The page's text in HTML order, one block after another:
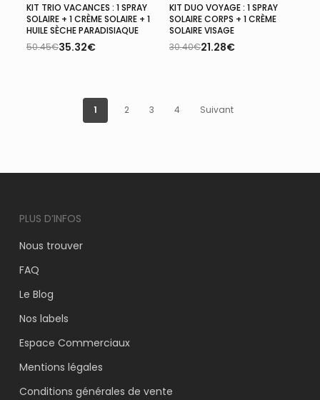
Ajouter Au Panier
KIT TRIO VACANCES : 1 SPRAY
SOLAIRE + 1 CRÈME SOLAIRE + 1
HUILE SÈCHE PARADISIAQUE
50.45€
Le
35.32€
Le
Ajouter Au Panier
KIT DUO VOYAGE : 1 SPRAY
SOLAIRE CORPS + 1 CRÈME
SOLAIRE VISAGE
30.40€
Le
21.28€
Le
1 2 3 4 Suivant
PLUS D’INFOS
Nous trouver
FAQ
Le Blog
Nos labels
Espace Commerciaux
Mentions légales
Conditions générales de vente